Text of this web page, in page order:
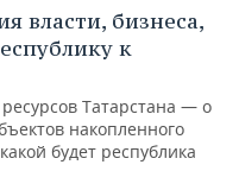
власти, бизнеса,
к
Татарстана — о
накопленного
будет республика